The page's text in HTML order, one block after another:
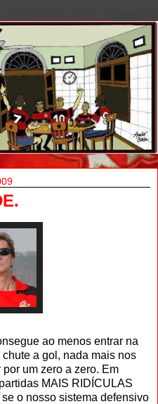
ao menos entrar na
a gol, nada mais nos
um zero a zero. Em
MAIS RIDÍCULAS
o nosso sistema defensivo